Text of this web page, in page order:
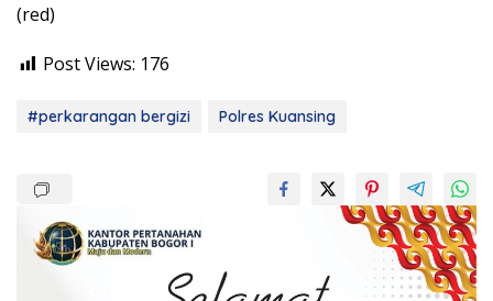
(red)
Post Views: 176
#perkarangan bergizi Polres Kuansing